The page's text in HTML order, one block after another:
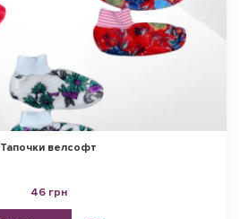
Тапочки велсофт
46 грн